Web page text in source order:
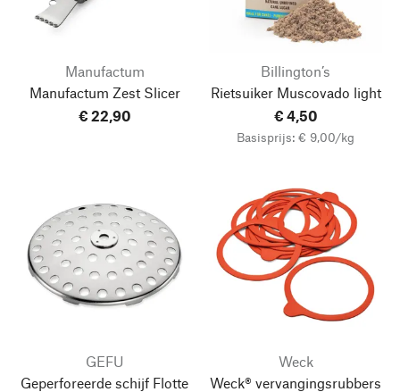
Manufactum
Manufactum Zest Slicer
€ 22,90
Billington’s
Rietsuiker Muscovado light
€ 4,50
Basisprijs: € 9,00/kg
GEFU
Geperforeerde schijf Flotte
Weck
Weck® vervangingsrubbers